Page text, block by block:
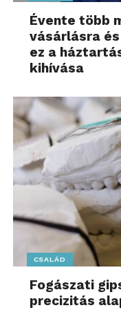
Évente több
vásárlásra
ez a
kihívása
CSALÁD
Fogászati
precizitás